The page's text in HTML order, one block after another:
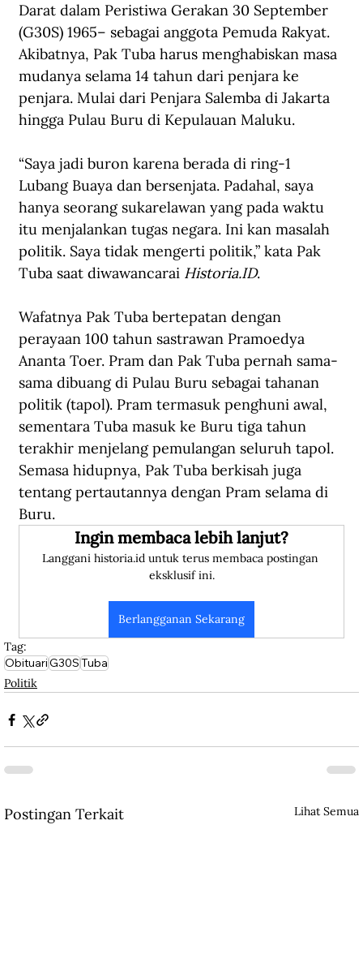
Darat dalam Peristiwa Gerakan 30 September
(G30S) 1965– sebagai anggota Pemuda Rakyat.
Akibatnya, Pak Tuba harus menghabiskan masa
mudanya selama 14 tahun dari penjara ke
penjara. Mulai dari Penjara Salemba di Jakarta
hingga Pulau Buru di Kepulauan Maluku.
“Saya jadi buron karena berada di ring-1
Lubang Buaya dan bersenjata. Padahal, saya
hanya seorang sukarelawan yang pada waktu
itu menjalankan tugas negara. Ini kan masalah
politik. Saya tidak mengerti politik,” kata Pak
Tuba saat diwawancarai Historia.ID.
Wafatnya Pak Tuba bertepatan dengan
perayaan 100 tahun sastrawan Pramoedya
Ananta Toer. Pram dan Pak Tuba pernah sama-
sama dibuang di Pulau Buru sebagai tahanan
politik (tapol). Pram termasuk penghuni awal,
sementara Tuba masuk ke Buru tiga tahun
terakhir menjelang pemulangan seluruh tapol.
Semasa hidupnya, Pak Tuba berkisah juga
tentang pertautannya dengan Pram selama di
Buru.
Ingin membaca lebih lanjut?
Langgani historia.id untuk terus membaca postingan
eksklusif ini.
Berlangganan Sekarang
Tag:
ObituariG30STuba
Politik
Postingan Terkait Lihat Semua